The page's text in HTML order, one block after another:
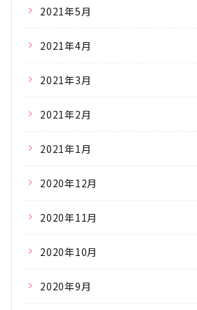
2021年5月
2021年4月
2021年3月
2021年2月
2021年1月
2020年12月
2020年11月
2020年10月
2020年9月